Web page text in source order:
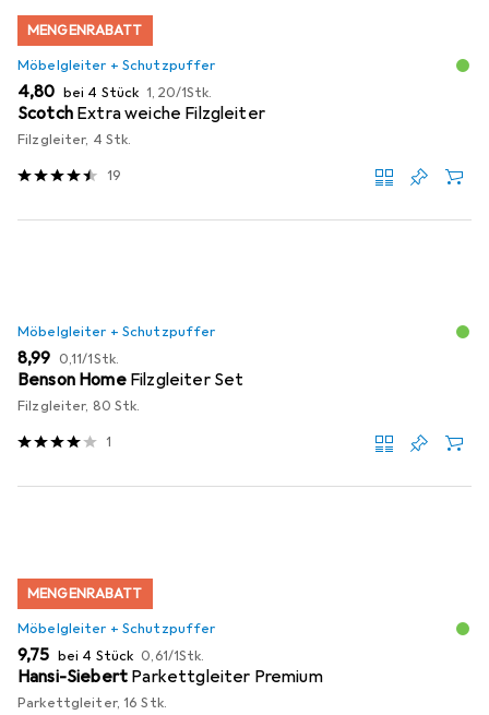
MENGENRABATT
Möbelgleiter + Schutzpuffer
EUR
4,80 bei 4 Stück EUR
1,20/1Stk.
Scotch Extra weiche Filzgleiter
Filzgleiter, 4 Stk.
19
Möbelgleiter + Schutzpuffer
EUR
8,99 EUR
0,11/1Stk.
Benson Home Filzgleiter Set
Filzgleiter, 80 Stk.
1
MENGENRABATT
Möbelgleiter + Schutzpuffer
EUR
9,75 bei 4 Stück EUR
0,61/1Stk.
Hansi-Siebert Parkettgleiter Premium
Parkettgleiter, 16 Stk.